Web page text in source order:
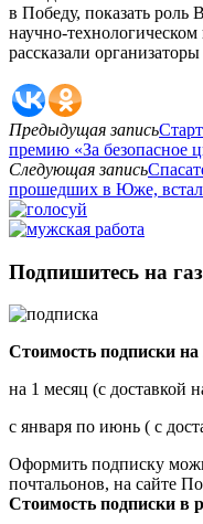
в Победу, показать роль
научно-
рассказали
Предыдущая запись
премию «За безопасное
Следующая запись
прошедших в Юже,
Подпишитесь на
Стоимость подписки на
на 1 месяц (с доставкой
с января по июнь ( с
Оформить подписку
почтальонов, на сайте
Стоимость подписки в